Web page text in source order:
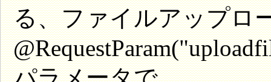
る、ファイルアップロ